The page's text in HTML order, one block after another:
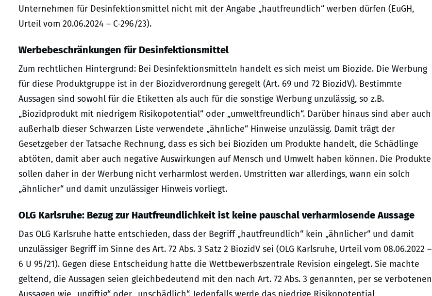
Unternehmen für Desinfektionsmittel nicht mit der Angabe „hautfreundlich“ werben dürfen (EuGH,
Urteil vom 20.06.2024 – C-296/23).
Werbebeschränkungen für Desinfektionsmittel
Zum rechtlichen Hintergrund: Bei Desinfektionsmitteln handelt es sich meist um Biozide. Die Werbung
für diese Produktgruppe ist in der Biozidverordnung geregelt (Art. 69 und 72 BiozidV). Bestimmte
Aussagen sind sowohl für die Etiketten als auch für die sonstige Werbung unzulässig, so z.B.
„Biozidprodukt mit niedrigem Risikopotential“ oder „umweltfreundlich“. Darüber hinaus sind aber auch
außerhalb dieser Schwarzen Liste verwendete „ähnliche“ Hinweise unzulässig. Damit trägt der
Gesetzgeber der Tatsache Rechnung, dass es sich bei Bioziden um Produkte handelt, die Schädlinge
abtöten, damit aber auch negative Auswirkungen auf Mensch und Umwelt haben können. Die Produkte
sollen daher in der Werbung nicht verharmlost werden. Umstritten war allerdings, wann ein solch
„ähnlicher“ und damit unzulässiger Hinweis vorliegt.
OLG Karlsruhe: Bezug zur Hautfreundlichkeit ist keine pauschal verharmlosende Aussage
Das OLG Karlsruhe hatte entschieden, dass der Begriff „hautfreundlich“ kein „ähnlicher“ und damit
unzulässiger Begriff im Sinne des Art. 72 Abs. 3 Satz 2 BiozidV sei (OLG Karlsruhe, Urteil vom 08.06.2022 –
6 U 95/21). Gegen diese Entscheidung hatte die Wettbewerbszentrale Revision eingelegt. Sie machte
geltend, die Aussagen seien gleichbedeutend mit den nach Art. 72 Abs. 3 genannten, per se verbotenen